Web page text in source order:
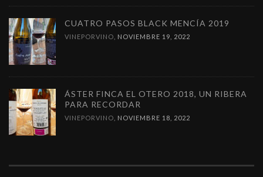
CUATRO PASOS BLACK MENCÍA 2019
VINEPORVINO NOVIEMBRE 19, 2022
ÁSTER FINCA EL OTERO 2018, UN RIBERA
PARA RECORDAR
VINEPORVINO NOVIEMBRE 18, 2022